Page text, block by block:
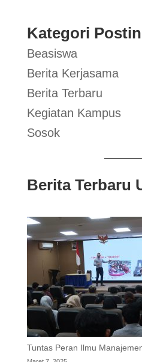
Kategori
Beasiswa
Berita Kerjasama
Berita Terbaru
Kegiatan Kampus
Sosok
Berita Terbaru
Tuntas Peran Ilmu